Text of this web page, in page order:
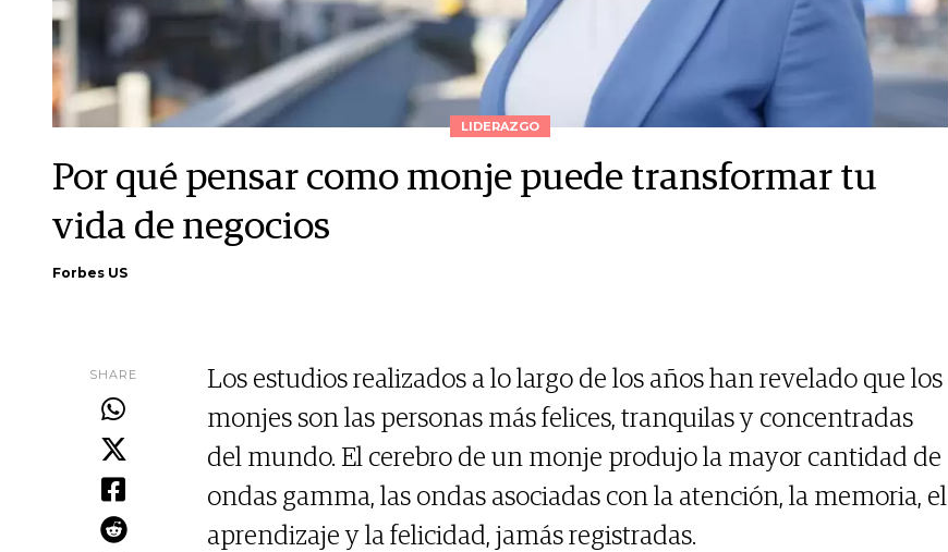
LIDERAZGO
Por qué pensar como monje puede transformar tu
vida de negocios
Forbes US
SHARE
Los estudios realizados a lo largo de los años han revelado que los
monjes son las personas más felices, tranquilas y concentradas
del mundo. El cerebro de un monje produjo la mayor cantidad de
ondas gamma, las ondas asociadas con la atención, la memoria, el
aprendizaje y la felicidad, jamás registradas.